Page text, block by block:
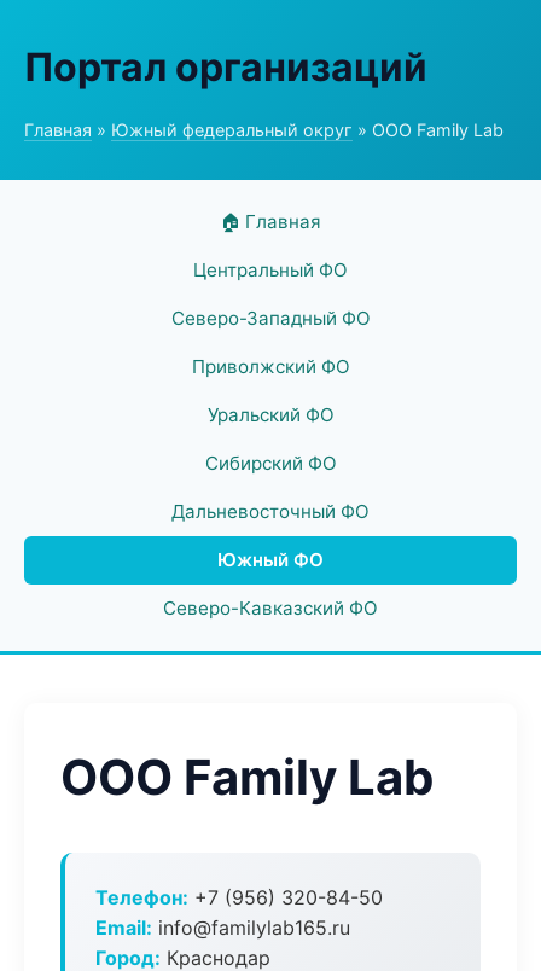
Портал организаций
Главная » Южный федеральный округ » ООО Family Lab
🏠 Главная
Центральный ФО
Северо-Западный ФО
Приволжский ФО
Уральский ФО
Сибирский ФО
Дальневосточный ФО
Южный ФО
Северо-Кавказский ФО
ООО Family Lab
Телефон: +7 (956) 320-84-50
Email: info@familylab165.ru
Город: Краснодар